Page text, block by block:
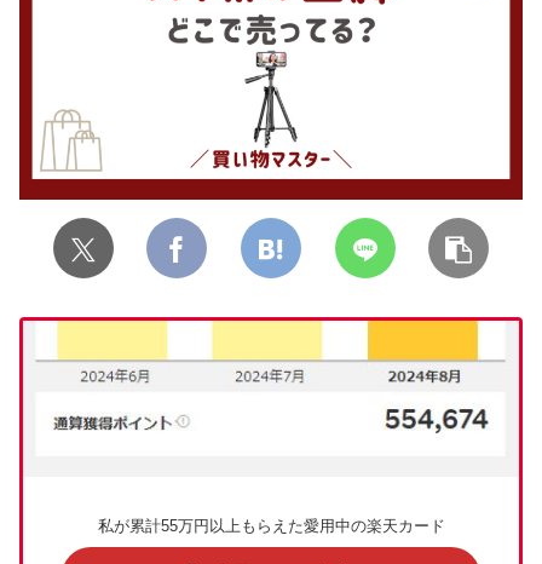
私が累計55万円以上もらえた愛用中の楽天カード